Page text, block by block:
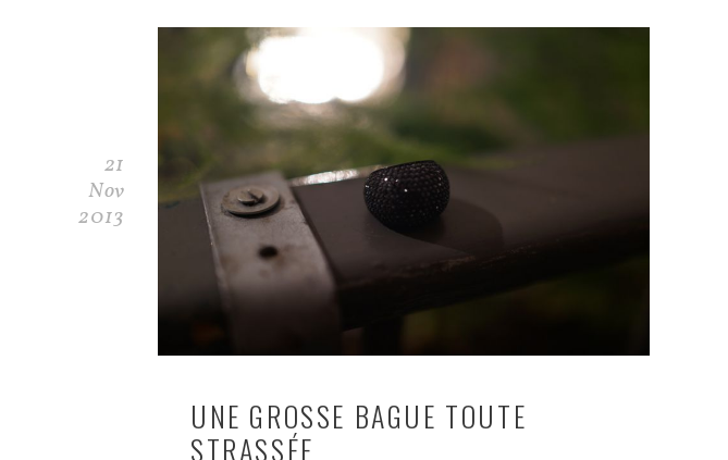
21
Nov
2013
UNE GROSSE BAGUE TOUTE
STRASSÉE